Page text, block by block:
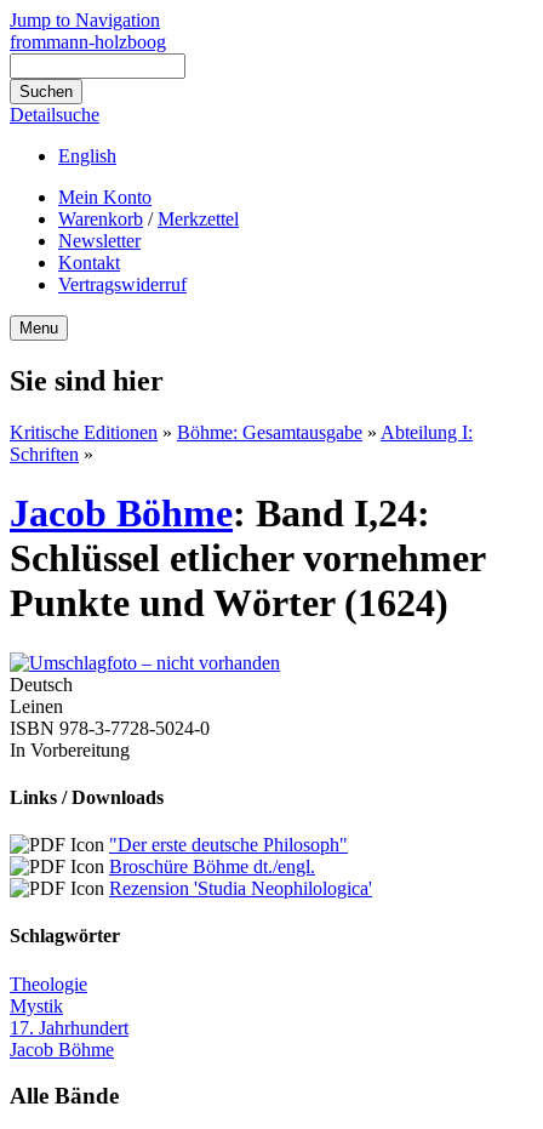
Jump to Navigation
frommann-holzboog
Detailsuche
English
Mein Konto
Warenkorb /Merkzettel
Newsletter
Kontakt
Vertragswiderruf
Menu
Sie sind hier
Kritische Editionen » Böhme: Gesamtausgabe » Abteilung I:
Schriften »
Jacob Böhme: Band I,24:
Schlüssel etlicher vornehmer
Punkte und Wörter (1624)
Deutsch
Leinen
ISBN 978-3-7728-5024-0
In Vorbereitung
Links / Downloads
"Der erste deutsche Philosoph"
Broschüre Böhme dt./engl.
Rezension 'Studia Neophilologica'
Schlagwörter
Theologie
Mystik
17. Jahrhundert
Jacob Böhme
Alle Bände